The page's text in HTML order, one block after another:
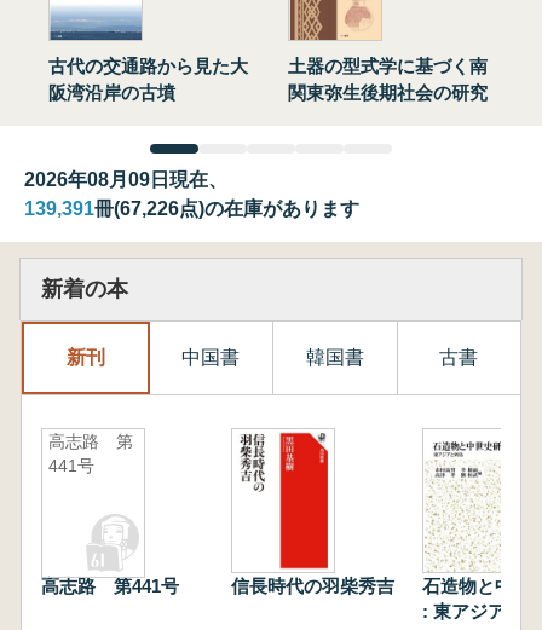
古代の交通路から見た大
阪湾沿岸の古墳
土器の型式学に基づく南
関東弥生後期社会の研究
2026年08月09日現在、
139,391冊(67,226点)の在庫があります
新着の本
新刊 中国書 韓国書 古書
高志路 第
441号
高志路 第441号 信長時代の羽柴秀吉
石造物と中世
: 東アジアと